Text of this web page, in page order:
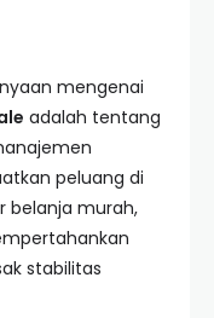
mengenai
adalah tentang
peluang di
belanja murah,
stabilitas